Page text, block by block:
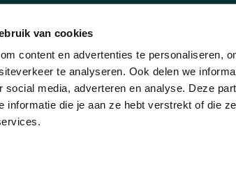
van cookies
content en advertenties te personaliseren,
te analyseren. Ook delen we
social media, adverteren en analyse. Deze
informatie die je aan ze hebt verstrekt of die